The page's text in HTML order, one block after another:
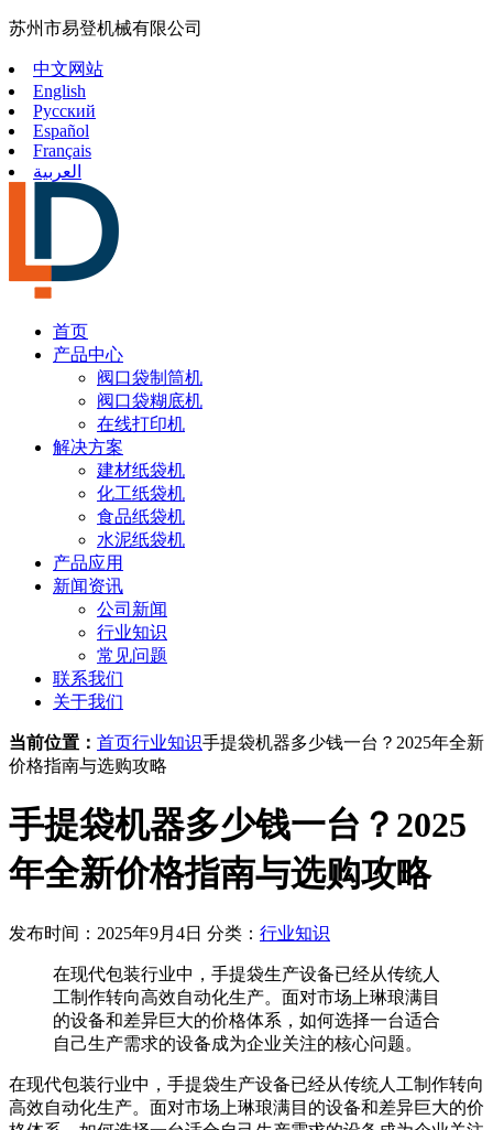
苏州市易登机械有限公司
中文网站
English
Русский
Español
Français
العربية
首页
产品中心
阀口袋制筒机
阀口袋糊底机
在线打印机
解决方案
建材纸袋机
化工纸袋机
食品纸袋机
水泥纸袋机
产品应用
新闻资讯
公司新闻
行业知识
常见问题
联系我们
关于我们
当前位置： 首页行业知识手提袋机器多少钱一台？2025年全新
价格指南与选购攻略
手提袋机器多少钱一台？2025
年全新价格指南与选购攻略
发布时间：2025年9月4日 分类： 行业知识
在现代包装行业中，手提袋生产设备已经从传统人
工制作转向高效自动化生产。面对市场上琳琅满目
的设备和差异巨大的价格体系，如何选择一台适合
自己生产需求的设备成为企业关注的核心问题。
在现代包装行业中，手提袋生产设备已经从传统人工制作转向
高效自动化生产。面对市场上琳琅满目的设备和差异巨大的价